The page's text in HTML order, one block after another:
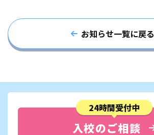
お知らせ一覧に戻る
24時間受付中
入校のご相談